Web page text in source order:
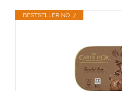
BESTSELLER NO. 7